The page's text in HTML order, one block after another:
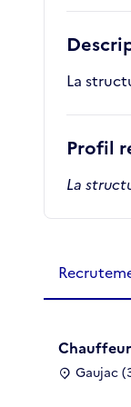
La
Profil
La
Gaujac